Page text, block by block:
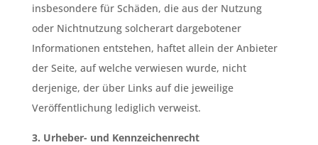
insbesondere für Schäden, die aus der Nutzung
oder Nichtnutzung solcherart dargebotener
Informationen entstehen, haftet allein der Anbieter
der Seite, auf welche verwiesen wurde, nicht
derjenige, der über Links auf die jeweilige
Veröffentlichung lediglich verweist.
3. Urheber- und Kennzeichenrecht